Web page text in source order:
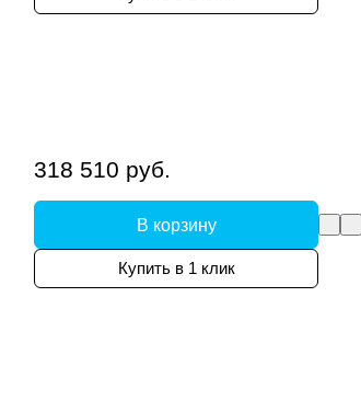
318 510 руб.
В корзину
Купить в 1 клик